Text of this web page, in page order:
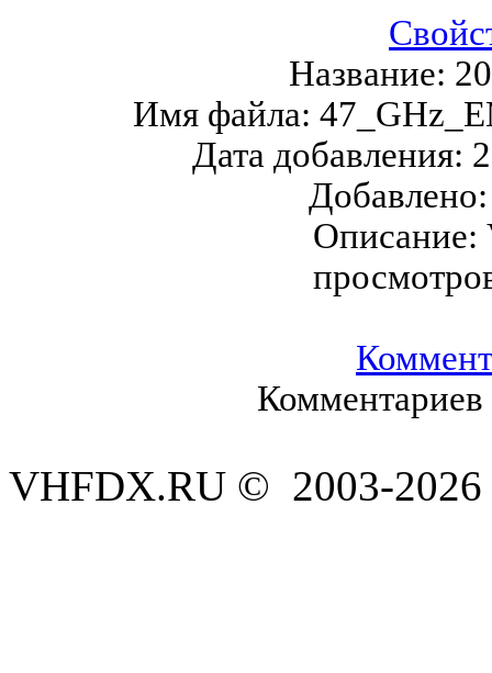
Название:
Имя файла:
Дата добавления:
Описание:
Комментариев
VHFDX.RU © 2003-2026